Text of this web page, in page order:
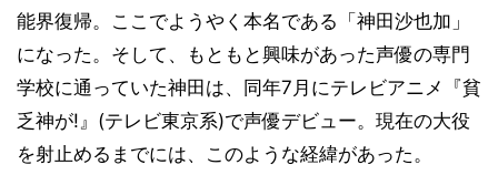
能界復帰。ここでようやく本名である「神田沙也加」
になった。そして、もともと興味があった声優の専門
学校に通っていた神田は、同年7月にテレビアニメ『貧
乏神が!』(テレビ東京系)で声優デビュー。現在の大役
を射止めるまでには、このような経緯があった。